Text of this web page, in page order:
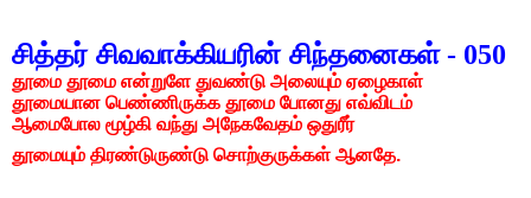
சித்தர் சிவவாக்கியரின் சிந்தனைகள் 050 -
தூமை தூமை என்றுளே துவண்டு அலையும் ஏழைகாள்
தூமையான பெண்ணிருக்க தூமை போனது எவ்விடம்
ஆமைபோல மூழ்கி வந்து அநேகவேதம் ஒதுரீர்
தூமையும் திரண்டுருண்டு சொற்குருக்கள் ஆனதே.